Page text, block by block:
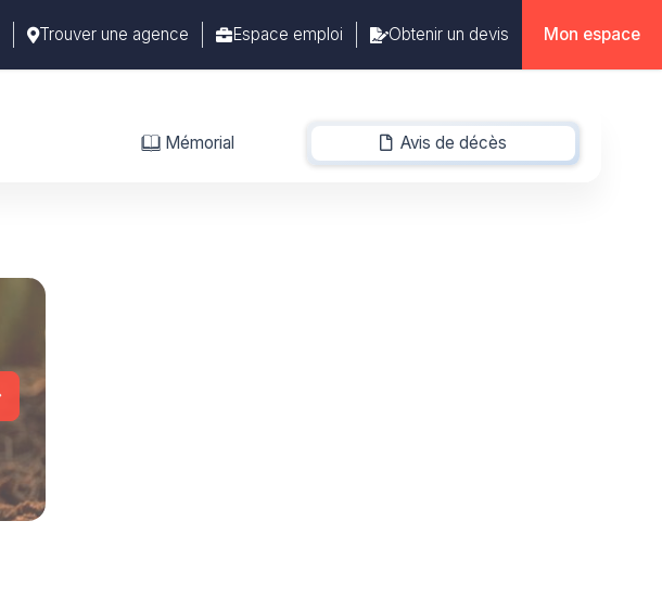
Trouver une agence Espace emploi Obtenir un devis Mon espace
Mémorial Avis de décès
-